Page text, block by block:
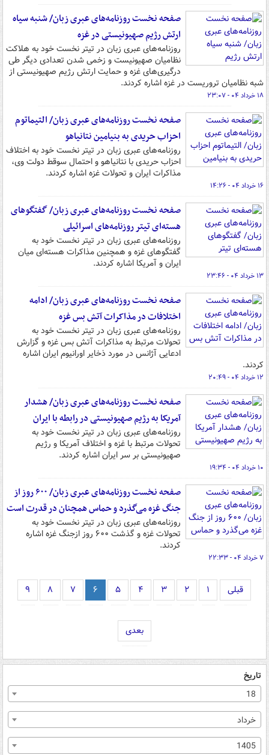
صفحه نخست روزنامه‌های عبری زبان/ شنبه سیاه
ارتش رژیم صهیونیستی در غزه
روزنامه‌های عبری زبان در تیتر نخست خود به هلاکت
نظامیان صهیونیست و زخمی شدن تعدادی دیگر طی
درگیری‌های غزه و حمایت ارتش رژیم صهیونیستی از
شبه نظامیان تروریست در غزه اشاره کردند.
۱۸ خرداد ۰۴ - ۲۳:۰۷
صفحه نخست روزنامه‌های عبری زبان/ التیماتوم
احزاب حریدی به بنیامین نتانیاهو
روزنامه‌های عبری زبان در تیتر نخست خود به اختلاف
احزاب حریدی با نتانیاهو و احتمال سوقط دولت وی،
مذاکرات ایران و تحولات غزه اشاره کردند.
۱۶ خرداد ۰۴ - ۱۴:۲۶
صفحه نخست روزنامه‌های عبری زبان/ گفتگوهای
هسته‌ای تیتر روزنامه‌های اسرائیلی
روزنامه‌های عبری زبان در تیتر نخست خود به
گفتگوهای غزه و همچنین مذاکرات هسته‌ای میان
ایران و آمریکا اشاره کردند.
۱۳ خرداد ۰۴ - ۲۳:۴۶
صفحه نخست روزنامه‌های عبری زبان/ ادامه
اختلافات در مذاکرات آتش بس غزه
روزنامه‌های عبری زبان در تیتر نخست خود به
تحولات مرتبط به مذاکرات آتش بس غزه و گزارش
ادعایی آژانس در مورد ذخایر اورانیوم ایران اشاره
کردند.
۱۲ خرداد ۰۴ - ۲۰:۴۹
صفحه نخست روزنامه‌های عبری زبان/ هشدار
آمریکا به رژیم صهیونیستی در رابطه با ایران
روزنامه‌های عبری زبان در تیتر نخست خود به
تحولات مرتبط با غزه و اختلاف آمریکا و رژیم
صهیونیستی بر سر ایران اشاره کردند.
۱۰ خرداد ۰۴ - ۱۹:۳۴
صفحه نخست روزنامه‌های عبری زبان/ ۶۰۰ روز از
جنگ غزه می‌گذرد و حماس همچنان در قدرت است
روزنامه‌های عبری زبان در تیتر نخست خود به
تحولات غزه و گذشت ۶۰۰ روز ازجنگ غزه اشاره
کردند.
۷ خرداد ۰۴ - ۲۲:۳۳
قبلی ۱ ۲ ۳ ۴ ۵ ۶ ۷ ۸ ۹
بعدی
تاریخ
18
خرداد
1405